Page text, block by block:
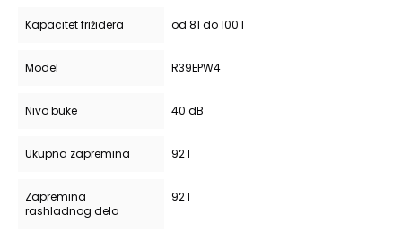
Kapacitet frižidera od 81 do 100 l
Model R39EPW4
Nivo buke 40 dB
Ukupna zapremina 92 l
Zapremina
rashladnog dela
92 l